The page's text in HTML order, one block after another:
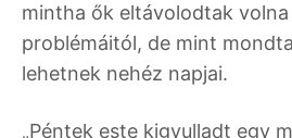
mintha ők eltávolodtak
problémáitól, de mint
lehetnek nehéz napjai.
„Péntek este kigyulladt egy